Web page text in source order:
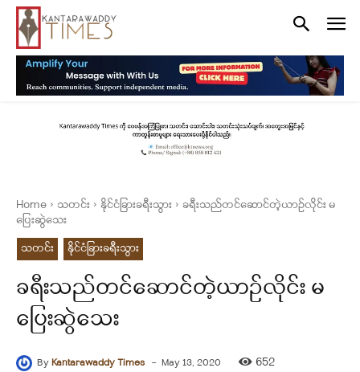
Home သတင်း နိုင်ငံခြားခရီးသွား
ခရီးသည်တင်ဆောင်တဲ့ယာဉ်လိုင်း မ
ပြေးဆွဲသေး
သတင်း
နိုင်ငံခြားခရီးသွား
ခရီးသည်တင်ဆောင်တဲ့ယာဉ်လိုင်း မ
ပြေးဆွဲသေး
ByKantarawaddy Times - May 13, 2020 652